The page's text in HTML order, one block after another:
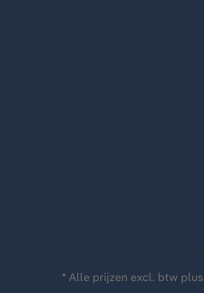
* Alle prijzen excl. btw plus